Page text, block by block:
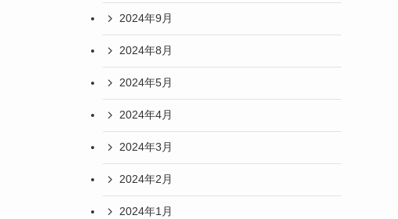
2024年9月
2024年8月
2024年5月
2024年4月
2024年3月
2024年2月
2024年1月